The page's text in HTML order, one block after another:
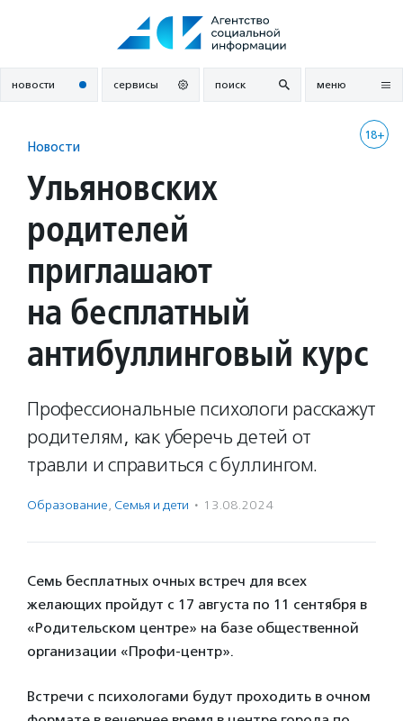
новости сервисы поиск меню
18+
Новости
Ульяновских
родителей
приглашают
на бесплатный
антибуллинговый курс
Профессиональные психологи расскажут
родителям, как уберечь детей от
травли и справиться с буллингом.
Образование, Семья и дети · 13.08.2024
Семь бесплатных очных встреч для всех
желающих пройдут с 17 августа по 11 сентября в
«Родительском центре» на базе общественной
организации «Профи-центр».
Встречи с психологами будут проходить в очном